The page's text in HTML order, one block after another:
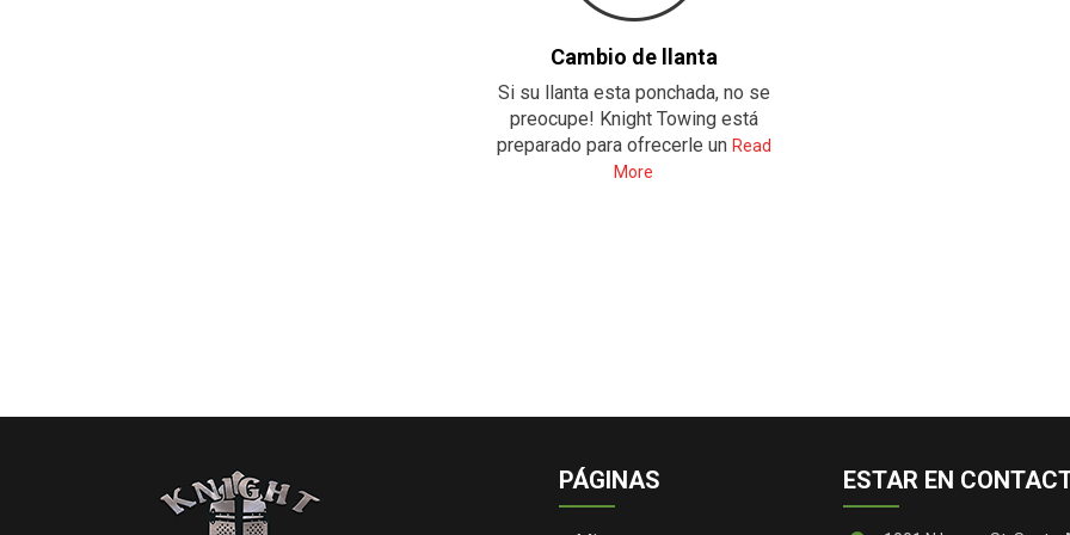
Cambio de llanta
Si su llanta esta ponchada, no se
preocupe! Knight Towing está
preparado para ofrecerle un Read
More
PÁGINAS ESTAR EN